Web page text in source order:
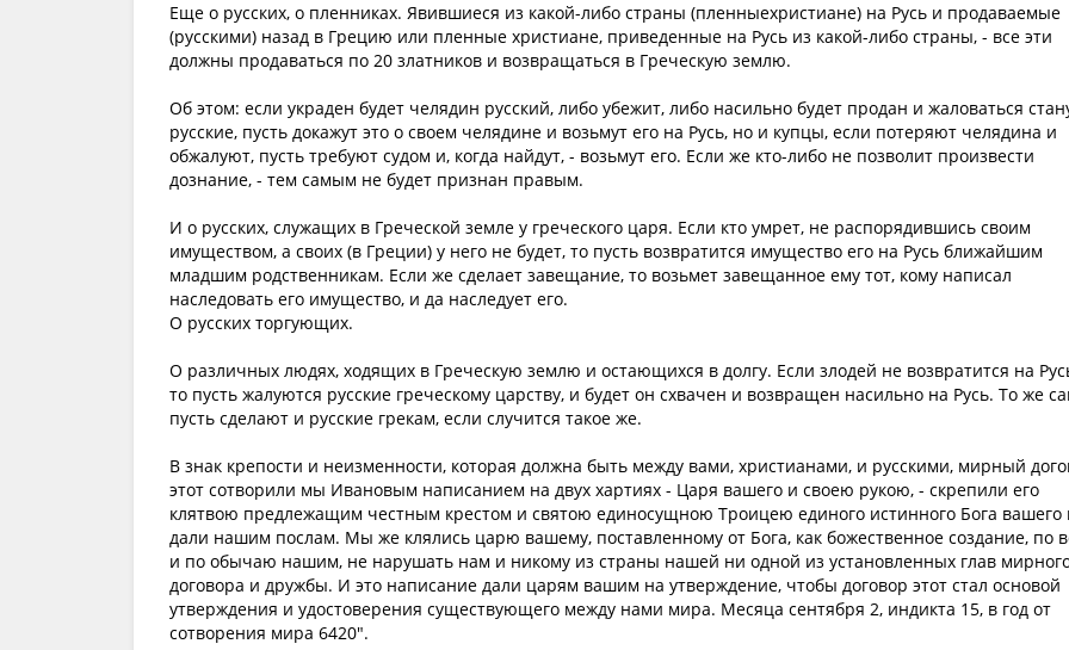
Еще о русских, о пленниках. Явившиеся из какой-либо страны (пленныехристиане) на Русь и продаваемые
(русскими) назад в Грецию или пленные христиане, приведенные на Русь из какой-либо страны, - все эти
должны продаваться по 20 златников и возвращаться в Греческую землю.
Об этом: если украден будет челядин русский, либо убежит, либо насильно будет продан и жаловаться
русские, пусть докажут это о своем челядине и возьмут его на Русь, но и купцы, если потеряют челядина и
обжалуют, пусть требуют судом и, когда найдут, - возьмут его. Если же кто-либо не позволит произвести
дознание, - тем самым не будет признан правым.
И о русских, служащих в Греческой земле у греческого царя. Если кто умрет, не распорядившись своим
имуществом, а своих (в Греции) у него не будет, то пусть возвратится имущество его на Русь ближайшим
младшим родственникам. Если же сделает завещание, то возьмет завещанное ему тот, кому написал
наследовать его имущество, и да наследует его.
О русских торгующих.
О различных людях, ходящих в Греческую землю и остающихся в долгу. Если злодей не возвратится на
то пусть жалуются русские греческому царству, и будет он схвачен и возвращен насильно на Русь. То же
пусть сделают и русские грекам, если случится такое же.
В знак крепости и неизменности, которая должна быть между вами, христианами, и русскими, мирный
этот сотворили мы Ивановым написанием на двух хартиях - Царя вашего и своею рукою, - скрепили его
клятвою предлежащим честным крестом и святою единосущною Троицею единого истинного Бога вашего
дали нашим послам. Мы же клялись царю вашему, поставленному от Бога, как божественное создание, по
и по обычаю нашим, не нарушать нам и никому из страны нашей ни одной из установленных глав
договора и дружбы. И это написание дали царям вашим на утверждение, чтобы договор этот стал основой
утверждения и удостоверения существующего между нами мира. Месяца сентября 2, индикта 15, в год от
сотворения мира 6420".